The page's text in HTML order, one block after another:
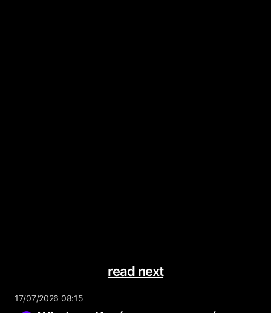
read next
17/07/2026 08:15